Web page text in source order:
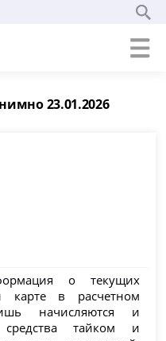
23.01.2026
о текущих
карте в расчетном
начисляются и
тайком и